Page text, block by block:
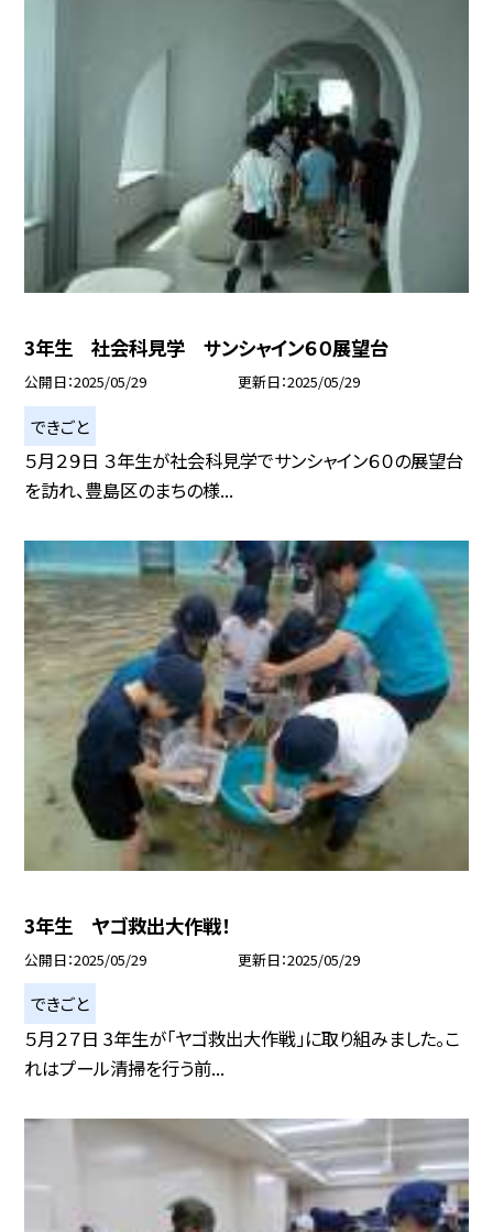
3年生 社会科見学 サンシャイン６０展望台
公開日 2025/05/29 更新日 2025/05/29
できごと
５月２９日 ３年生が社会科見学でサンシャイン６０の展望台
を訪れ、豊島区のまちの様...
3年生 ヤゴ救出大作戦！
公開日 2025/05/29 更新日 2025/05/29
できごと
５月２７日 3年生が「ヤゴ救出大作戦」に取り組みました。こ
れはプール清掃を行う前...